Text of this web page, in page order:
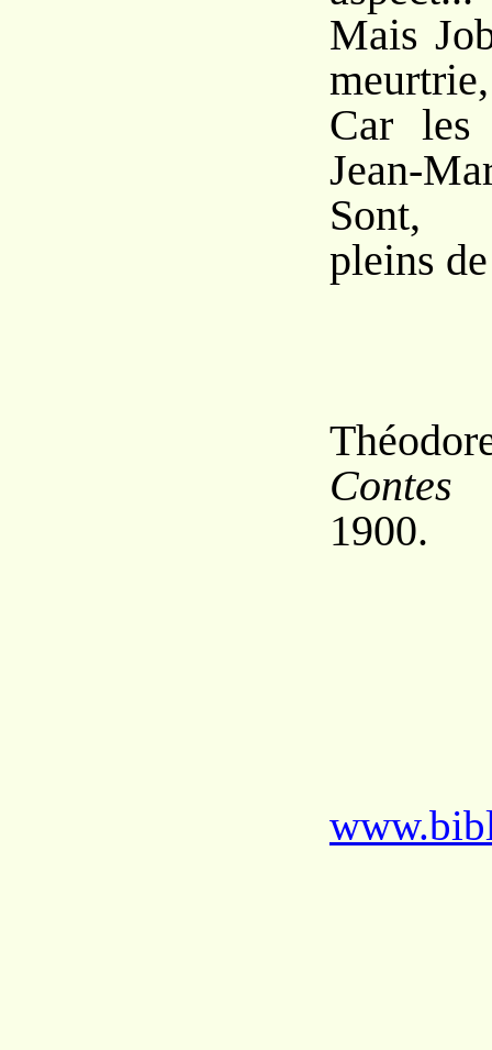
Mais
meurtrie,
Car
Jean-
Sont,
pleins
1900.